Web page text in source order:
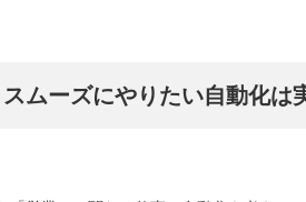
ムーズにやりたい自動化は